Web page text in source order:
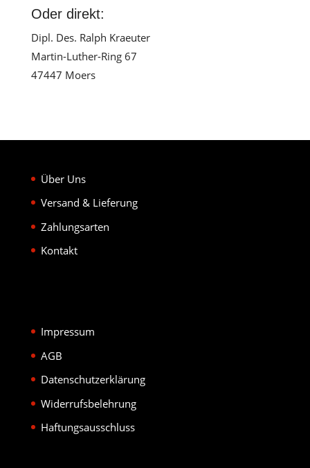
Oder direkt:
Dipl. Des. Ralph Kraeuter
Martin-Luther-Ring 67
47447 Moers
Über Uns
Versand & Lieferung
Zahlungsarten
Kontakt
Impressum
AGB
Datenschutzerklärung
Widerrufsbelehrung
Haftungsausschluss